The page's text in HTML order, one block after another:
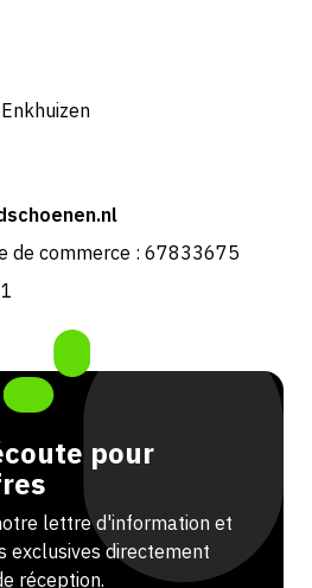
de commerce : 67833675
pour
lettre d'information et
exclusives directement
réception.